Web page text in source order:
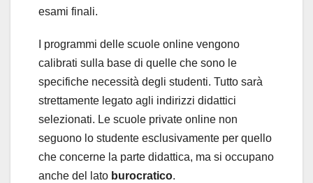
esami finali.
I programmi delle scuole online vengono
calibrati sulla base di quelle che sono le
specifiche necessità degli studenti. Tutto sarà
strettamente legato agli indirizzi didattici
selezionati. Le scuole private online non
seguono lo studente esclusivamente per quello
che concerne la parte didattica, ma si occupano
anche del lato burocratico.